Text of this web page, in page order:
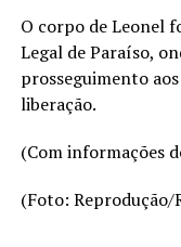
O corpo de Leonel
Legal de Paraíso,
prosseguimento
liberação.
(Com informações
(Foto: Reprodução/